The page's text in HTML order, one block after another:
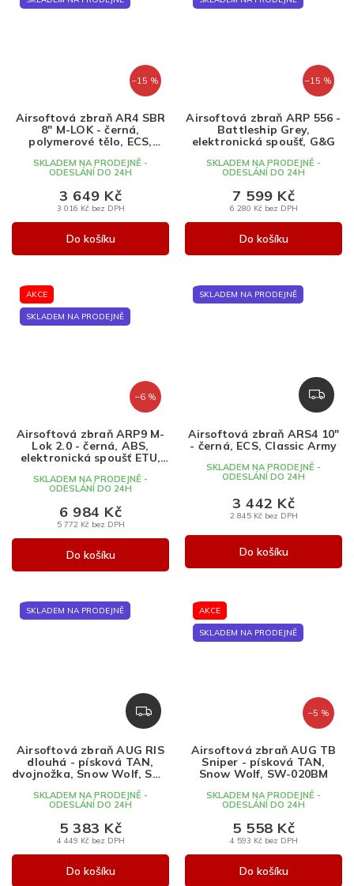
–15 %
Airsoftová zbraň AR4 SBR
8" M-LOK - černá,
polymerové tělo, ECS,
SKLADEM NA PRODEJNĚ -
ODESLÁNÍ DO 24H
3 016 Kč bez DPH
3 649 Kč
Do košíku
–15 %
Airsoftová zbraň ARP 556 -
Battleship Grey,
elektronická spoušť, G&G
SKLADEM NA PRODEJNĚ -
ODESLÁNÍ DO 24H
6 280 Kč bez DPH
7 599 Kč
Do košíku
AKCE
SKLADEM NA PRODEJNĚ
–6 %
Airsoftová zbraň ARP9 M-
Lok 2.0 - černá, ABS,
elektronická spoušť ETU,
SKLADEM NA PRODEJNĚ -
ODESLÁNÍ DO 24H
5 772 Kč bez DPH
6 984 Kč
Do košíku
SKLADEM NA PRODEJNĚ
Z
D
R
M
Airsoftová zbraň ARS4 10"
- černá, ECS, Classic Army
SKLADEM NA PRODEJNĚ -
ODESLÁNÍ DO 24H
2 845 Kč bez DPH
3 442 Kč
Do košíku
SKLADEM NA PRODEJNĚ
Z
D
R
M
Airsoftová zbraň AUG RIS
dlouhá - písková TAN,
dvojnožka, Snow Wolf, SW-
SKLADEM NA PRODEJNĚ -
ODESLÁNÍ DO 24H
4 449 Kč bez DPH
5 383 Kč
Do košíku
AKCE
SKLADEM NA PRODEJNĚ
–5 %
Airsoftová zbraň AUG TB
Sniper - písková TAN,
Snow Wolf, SW-020BM
SKLADEM NA PRODEJNĚ -
ODESLÁNÍ DO 24H
4 593 Kč bez DPH
5 558 Kč
Do košíku